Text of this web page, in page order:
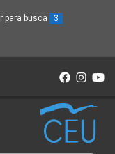
Ir para busca 3